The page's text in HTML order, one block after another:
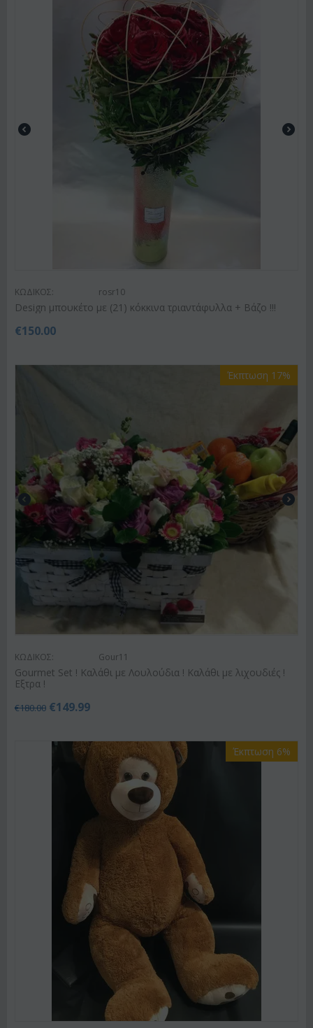
ΚΩΔΙΚΟΣ: rosr10
Design μπουκέτο με (21) κόκκινα τριαντάφυλλα + Βάζο !!!
€150.00
Έκπτωση 17%
ΚΩΔΙΚΟΣ: Gour11
Gourmet Set ! Καλάθι με Λουλούδια ! Καλάθι με λιχουδιές !
Εξτρα !
€180.00 €149.99
Έκπτωση 6%